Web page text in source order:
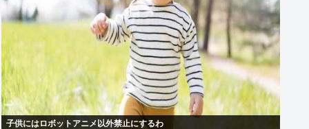
子供にはロボットアニメ以外禁止にするわ